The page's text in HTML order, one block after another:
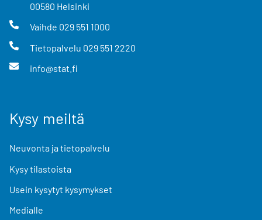
00580 Helsinki
Vaihde 029 551 1000
Tietopalvelu 029 551 2220
info@stat.fi
Kysy meiltä
Neuvonta ja tietopalvelu
Kysy tilastoista
Usein kysytyt kysymykset
Medialle